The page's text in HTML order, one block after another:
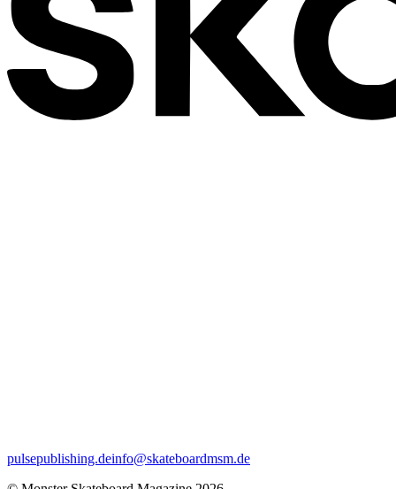
pulsepublishing.deinfo@skateboardmsm.de